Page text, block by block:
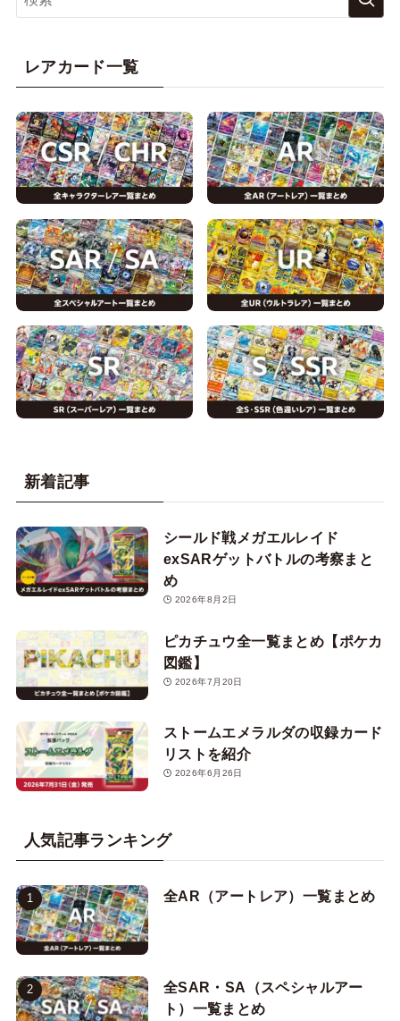
レアカード一覧
新着記事
シールド戦メガエルレイド
exSARゲットバトルの考察まと
め
2026年8月2日
ピカチュウ全一覧まとめ【ポケカ
図鑑】
2026年7月20日
ストームエメラルダの収録カード
リストを紹介
2026年6月26日
人気記事ランキング
全AR（アートレア）一覧まとめ
全SAR・SA（スペシャルアー
ト）一覧まとめ